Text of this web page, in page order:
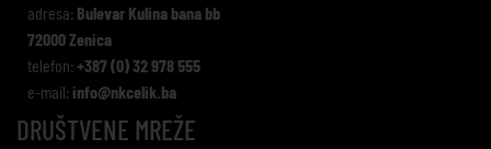
adresa: Bulevar Kulina bana bb
72000 Zenica
telefon: +387 (0) 32 978 555
e-mail: info@nkcelik.ba
DRUŠTVENE MREŽE